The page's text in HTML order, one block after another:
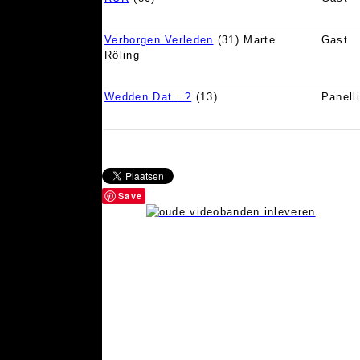
Verborgen Verleden (31) Marte
Röling
Gast
Wedden Dat...? (13)
Save